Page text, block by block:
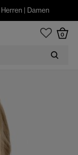
Herren | Damen
0